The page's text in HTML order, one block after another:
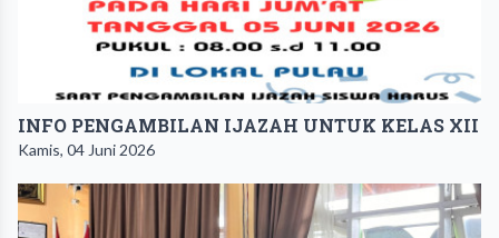
INFO PENGAMBILAN IJAZAH UNTUK KELAS XII
Kamis, 04 Juni 2026